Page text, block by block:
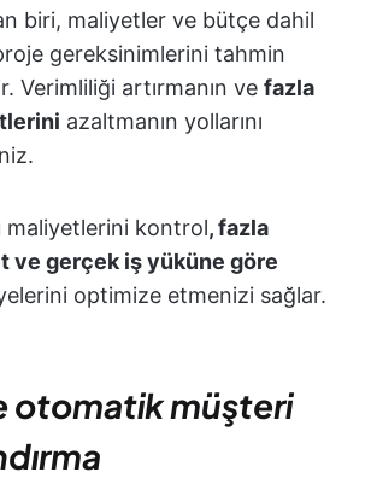
biri, maliyetler ve bütçe dahil
gereksinimlerini tahmin
Verimliliği artırmanın ve fazla
azaltmanın yollarını
maliyetlerini kontrol, fazla
ve gerçek iş yüküne göre
optimize etmenizi sağlar.
otomatik müşteri